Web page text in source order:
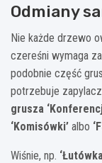
Odmiany
Nie każde drzewo
czereśni wymaga
podobnie część
potrzebuje
grusza
‘Komisówki’ albo
Wiśnie, np.